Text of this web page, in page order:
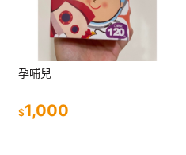
孕哺兒
$1,000